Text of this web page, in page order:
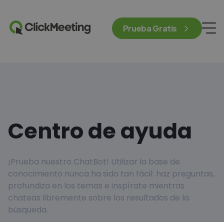
Prueba Gratis
Centro de ayuda
¡Prueba nuestro ChatBot! Utilizar la base de
conocimiento nunca ha sido tan fácil: haz preguntas,
profundiza en los temas e inspírate mientras
chateas libremente sobre los resultados de la
búsqueda.